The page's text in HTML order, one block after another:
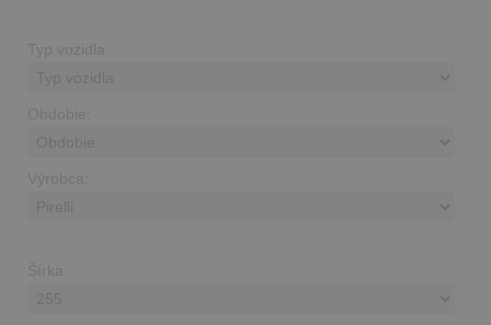
Typ vozidla:
Obdobie:
Výrobca:
Šírka: